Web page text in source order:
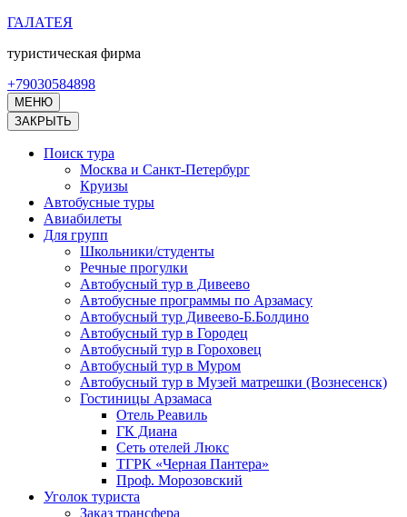
Перейти
содержимому
Enter)
ГАЛАТЕЯ
туристическая фирма
+79030584898
МЕНЮ
ЗАКРЫТЬ
Поиск тура
Москва и Санкт-Петербург
Круизы
Автобусные туры
Авиабилеты
Для групп
Школьники/студенты
Речные прогулки
Автобусный тур в Дивеево
Автобусные программы по Арзамасу
Автобусный тур Дивеево-Б.Болдино
Автобусный тур в Городец
Автобусный тур в Гороховец
Автобусный тур в Муром
Автобусный тур в Музей матрешки (Вознесенск)
Гостиницы Арзамаса
Отель Реавиль
ГК Диана
Сеть отелей Люкс
ТГРК «Черная Пантера»
Проф. Морозовский
Уголок туриста
Заказ трансфера